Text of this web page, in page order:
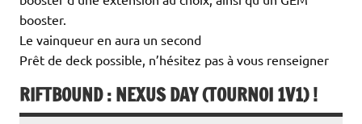
booster.
Le vainqueur en aura un second
Prêt de deck possible, n’hésitez pas à vous renseigner
RIFTBOUND : NEXUS DAY (TOURNOI 1V1) !